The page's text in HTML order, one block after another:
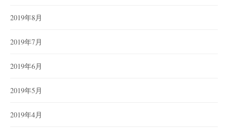
2019年8月
2019年7月
2019年6月
2019年5月
2019年4月